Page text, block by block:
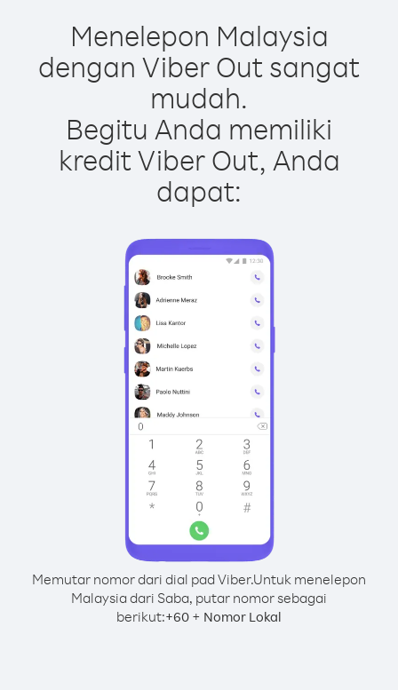
Menelepon Malaysia
dengan Viber Out sangat
mudah.
Begitu Anda memiliki
kredit Viber Out, Anda
dapat:
Memutar nomor dari dial pad Viber.Untuk menelepon
Malaysia dari Saba, putar nomor sebagai
berikut:+60 + Nomor Lokal